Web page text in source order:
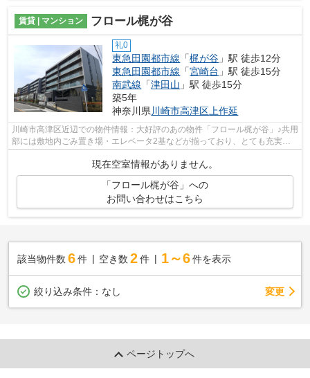
賃貸 | マンション フロール梶が谷
礼0
東急田園都市線 「梶が谷 」駅 徒歩12分
東急田園都市線 「宮崎台 」駅 徒歩15分
南武線 「津田山 」駅 徒歩15分
築5年
神奈川県 川崎市高津区 上作延
川崎市高津区近辺での物件情報：大好評のあの物件「フロール梶が谷」♪共用
部には敷地内ごみ置き場・エレベータ2基などが揃っており、とても充実し
現在空室情報がありません。
「フロール梶が谷」への
お問い合わせはこちら
該当物件数 6件 空き数 2 件 1～6 件を表示
絞り込み条件： なし 変更
ページトップへ